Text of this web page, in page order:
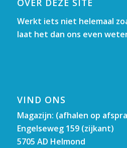
OVER DEZE SITE
Werkt iets niet helemaal
laat het dan ons even
VIND ONS
Magazijn: (afhalen op
Engelseweg 159 (zijkant)
5705 AD Helmond